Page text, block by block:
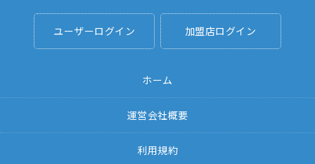
ユーザーログイン 加盟店ログイン
ホーム
運営会社概要
利用規約